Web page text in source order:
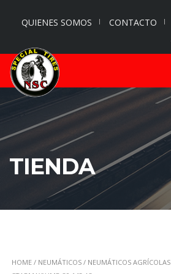
QUIENES SOMOS CONTACTO
TIENDA
HOME / NEUMÁTICOS / NEUMÁTICOS AGRÍCOLAS